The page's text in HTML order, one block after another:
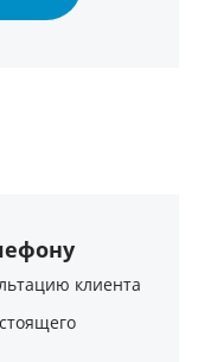
клиента